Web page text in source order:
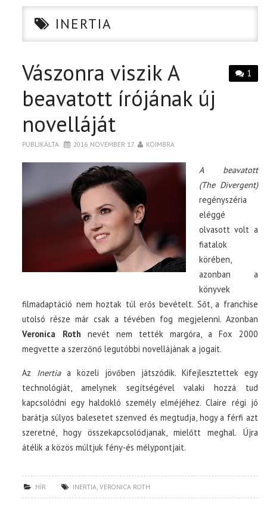
CIKK
PÓLÓ RENDELÉS
INERTIA
1
Vászonra viszik A
beavatott írójának új
novelláját
PUBLIKÁLTA 2016. NOVEMBER 17. KOIMBRA
A beavatott
(The Divergent)
regényszéria
eléggé
olvasott volt a
fiatalok
körében,
azonban a
könyvek
filmadaptáció nem hoztak túl erős bevételt. Sőt, a franchise
utolsó része már csak a tévében fog megjelenni. Azonban
Veronica Roth nevét nem tették margóra, a Fox 2000
megvette a szerzőnő legutóbbi novellájának a jogait.
Az Inertiaa közeli jövőben játszódik. Kifejlesztettek egy
technológiát, amelynek segítségével valaki hozzá tud
kapcsolódni egy haldokló személy elméjéhez. Claire régi jó
barátja súlyos balesetet szenved és megtudja, hogy a férfi azt
szeretné, hogy összekapcsolódjanak, mielőtt meghal. Újra
átélik a közös múltjuk fény-és mélypontjait.
HÍR INERTIA,VERONICA ROTH